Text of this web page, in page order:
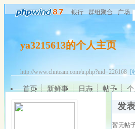
银行 群组聚合 广场
ya3215613的个人主页
http://www.chnteam.com/u.php?uid=226168 [
首页 新鲜事 日志 帖子
发
暂无帖